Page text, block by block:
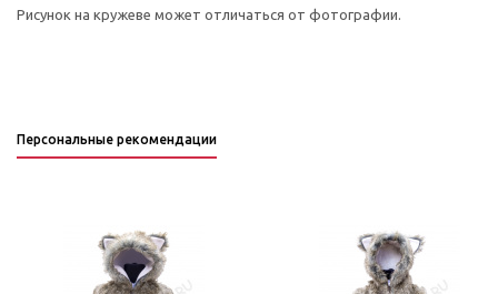
Рисунок на кружеве может отличаться от фотографии.
Персональные рекомендации